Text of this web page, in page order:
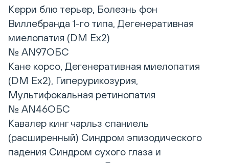
Керри блю терьер, Болезнь фон
Виллебранда 1-го типа, Дегенеративная
миелопатия (DM Ex2)
№ AN97ОБС
Кане корсо, Дегенеративная миелопатия
(DM Ex2), Гиперурикозурия,
Мультифокальная ретинопатия
№ AN46ОБС
Кавалер кинг чарльз спаниель
(расширенный) Синдром эпизодического
падения Синдром сухого глаза и